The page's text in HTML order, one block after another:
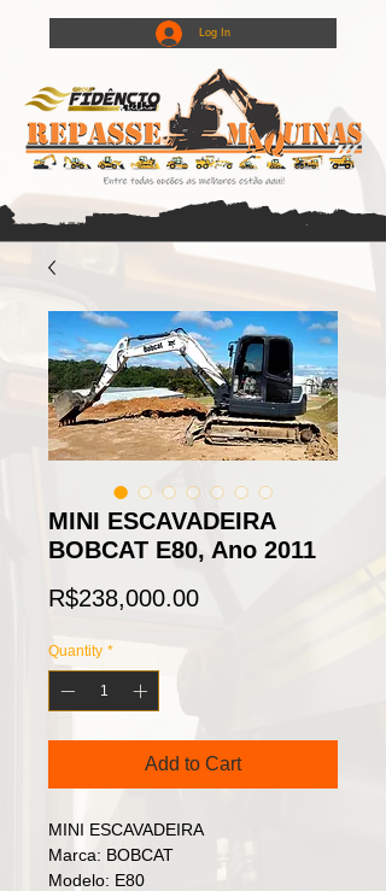
Log In
MINI ESCAVADEIRA
BOBCAT E80, Ano 2011
R$238,000.00Price
Quantity *
Add to Cart
MINI ESCAVADEIRA
Marca: BOBCAT
Modelo: E80